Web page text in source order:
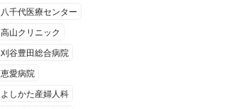
八千代医療センター
高山クリニック
刈谷豊田総合病院
恵愛病院
よしかた産婦人科